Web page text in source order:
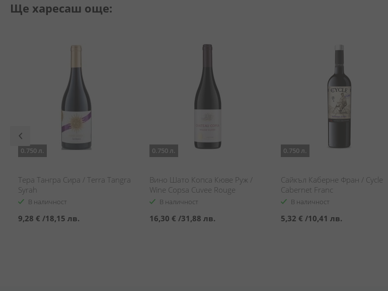
Ще харесаш още:
0.750 л.
Тера Тангра Сира / Terra Tangra
Syrah
В наличност
9,28 € /18,15 лв.
0.750 л.
Вино Шато Копса Кюве Руж /
Wine Copsa Cuvee Rouge
В наличност
16,30 € /31,88 лв.
0.750 л.
Сайкъл Каберне Фран / Cycle
Cabernet Franc
В наличност
5,32 € /10,41 лв.